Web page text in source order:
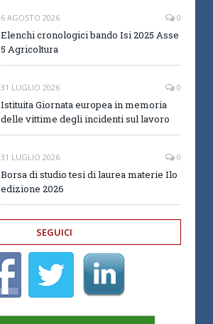
6 AGOSTO 2026 0
Elenchi cronologici bando Isi 2025 Asse
5 Agricoltura
31 LUGLIO 2026 0
Istituita Giornata europea in memoria
delle vittime degli incidenti sul lavoro
31 LUGLIO 2026 0
Borsa di studio tesi di laurea materie Ilo
edizione 2026
SEGUICI